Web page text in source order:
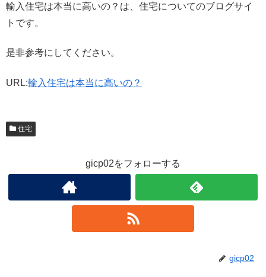
輸入住宅は本当に高いの？は、住宅についてのブログサイ
トです。
是非参考にしてください。
URL:輸入住宅は本当に高いの？
住宅
gicp02をフォローする
gicp02